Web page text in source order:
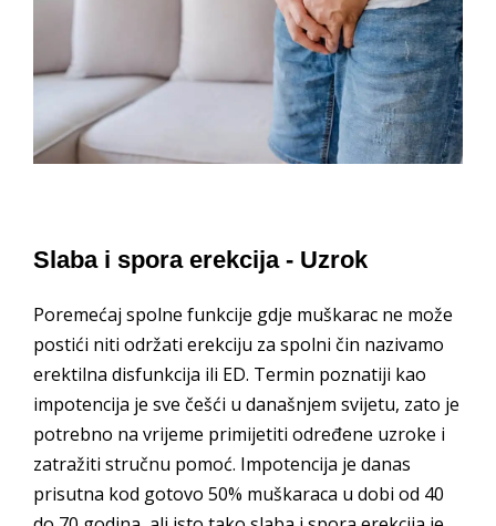
Slaba i spora erekcija - Uzrok
Poremećaj spolne funkcije gdje muškarac ne može
postići niti održati erekciju za spolni čin nazivamo
erektilna disfunkcija ili ED. Termin poznatiji kao
impotencija je sve češći u današnjem svijetu, zato je
potrebno na vrijeme primijetiti određene uzroke i
zatražiti stručnu pomoć. Impotencija je danas
prisutna kod gotovo 50% muškaraca u dobi od 40